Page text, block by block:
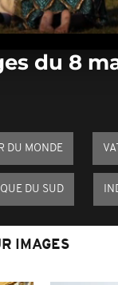
du 8
DU MONDE
DU SUD
IMAGES